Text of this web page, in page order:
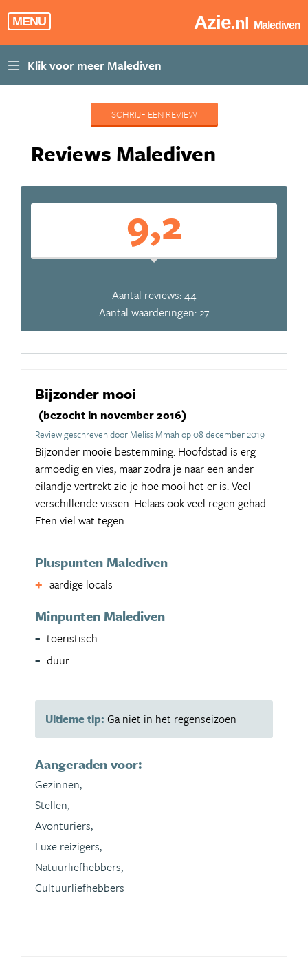
MENU Azie.nl Malediven
SCHRIJF EEN REVIEW
Reviews Malediven
9,2
Aantal reviews: 44
Aantal waarderingen: 27
Bijzonder mooi
(bezocht in november 2016)
Review geschreven door Meliss Mmah op 08 december 2019
Bijzonder mooie bestemming. Hoofdstad is erg
armoedig en vies, maar zodra je naar een ander
eilandje vertrekt zie je hoe mooi het er is. Veel
verschillende vissen. Helaas ook veel regen gehad.
Eten viel wat tegen.
Pluspunten Malediven
aardige locals
Minpunten Malediven
toeristisch
duur
Ultieme tip: Ga niet in het regenseizoen
Aangeraden voor:
Gezinnen,
Stellen,
Avonturiers,
Luxe reizigers,
Natuurliefhebbers,
Cultuurliefhebbers